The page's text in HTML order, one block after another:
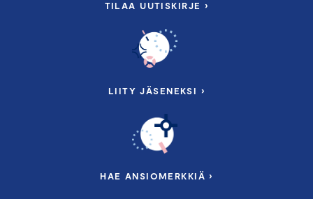
TILAA UUTISKIRJE ›
LIITY JÄSENEKSI ›
HAE ANSIOMERKKIÄ ›